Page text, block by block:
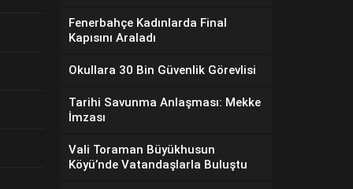
Fenerbahçe Kadınlarda Final
Kapısını Araladı
Okullara 30 Bin Güvenlik Görevlisi
Tarihi Savunma Anlaşması: Mekke
İmzası
Vali Toraman Büyükhusun
Köyü’nde Vatandaşlarla Buluştu